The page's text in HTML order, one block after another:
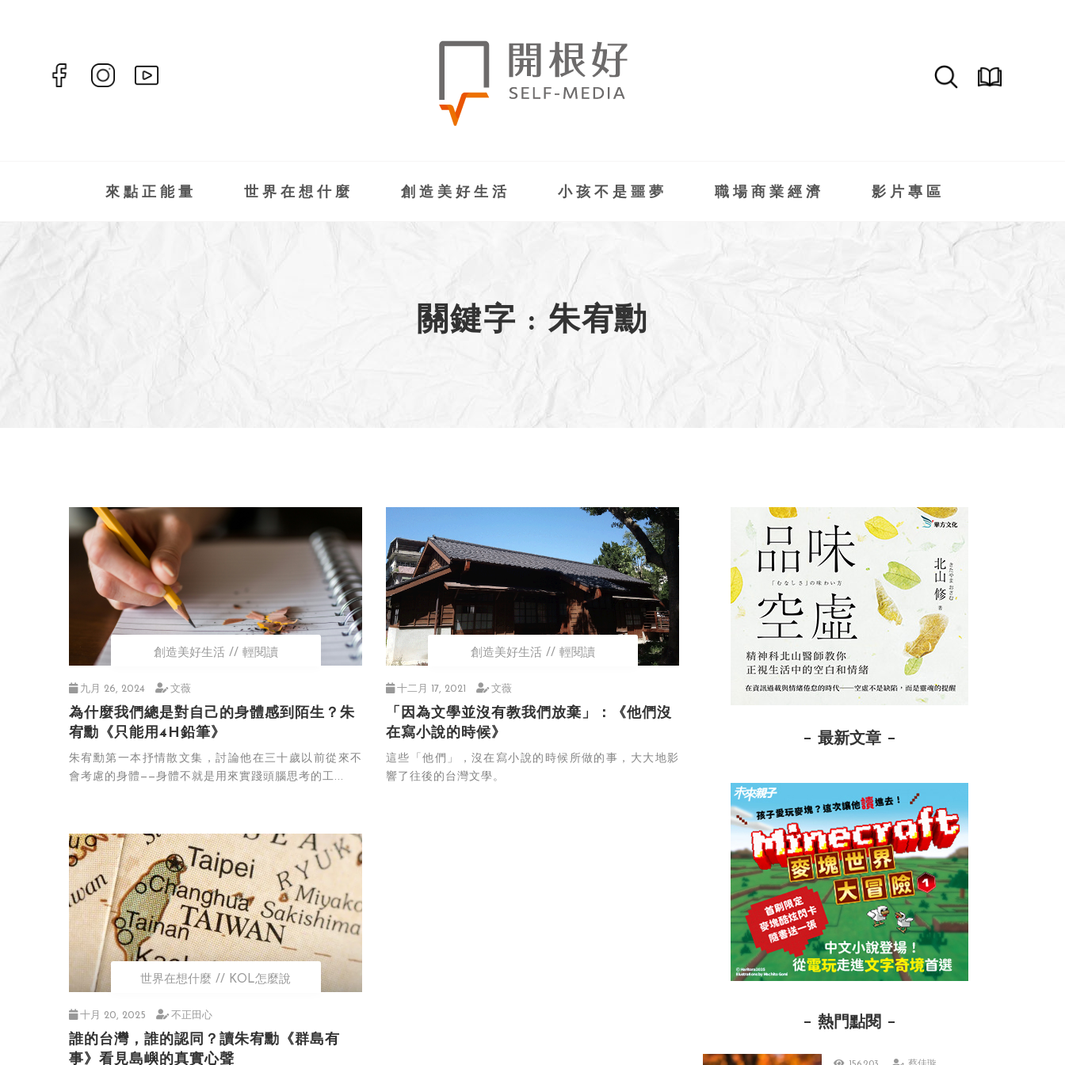
來點正能量 世界在想什麼 創造美好生活 小孩不是噩夢 職場商業經濟 影片專區
關鍵字 : 朱宥勳
創造美好生活 輕閱讀
九月 26, 2024 文薇
為什麼我們總是對自己的身體感到陌生？朱
宥勳《只能用4H鉛筆》
朱宥勳第一本抒情散文集，討論他在三十歲以前從來不
會考慮的身體——身體不就是用來實踐頭腦思考的工...
創造美好生活 輕閱讀
十二月 17, 2021 文薇
「因為文學並沒有教我們放棄」：《他們沒
在寫小說的時候》
這些「他們」，沒在寫小說的時候所做的事，大大地影
響了往後的台灣文學。
世界在想什麼 KOL怎麼說
十月 20, 2025 不正田心
誰的台灣，誰的認同？讀朱宥勳《群島有
事》看見島嶼的真實心聲
最新文章
熱門點閱